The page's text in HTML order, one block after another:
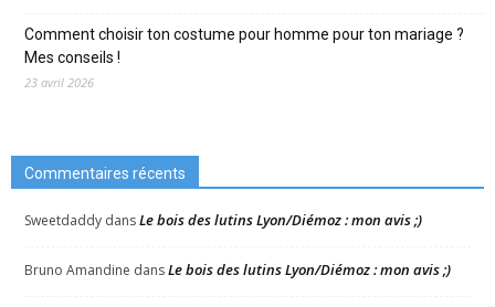
Comment choisir ton costume pour homme pour ton mariage ?
Mes conseils !
23 avril 2026
Commentaires récents
Sweetdaddy dansLe bois des lutins Lyon/Diémoz : mon avis ;)
Bruno Amandine dansLe bois des lutins Lyon/Diémoz : mon avis ;)